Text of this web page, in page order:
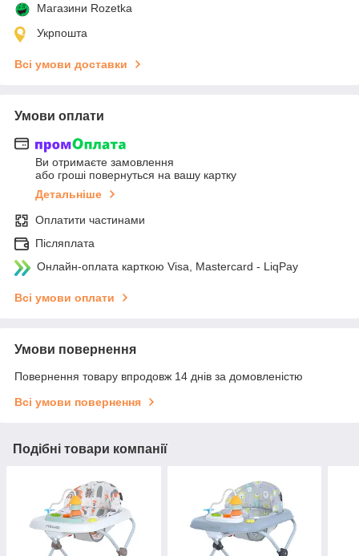
Магазини Rozetka
Укрпошта
Всі умови доставки
Умови оплати
Ви отримаєте замовлення
або гроші повернуться на вашу картку
Детальніше
Оплатити частинами
Післяплата
Онлайн-оплата карткою Visa, Mastercard - LiqPay
Всі умови оплати
Умови повернення
Повернення товару впродовж 14 днів за домовленістю
Всі умови повернення
Подібні товари компанії